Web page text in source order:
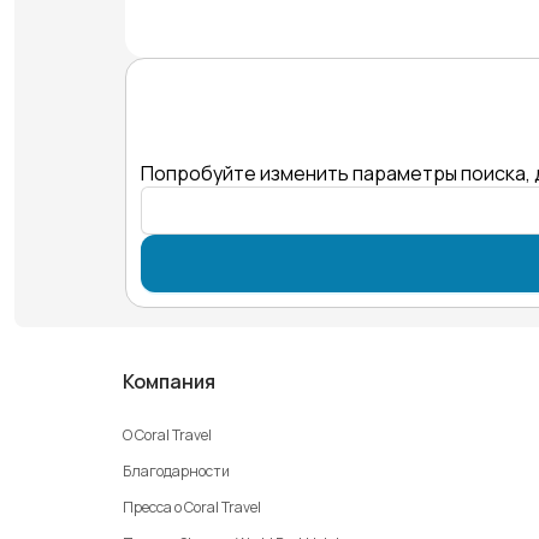
Попробуйте изменить параметры
Компания
О Coral Travel
Благодарности
Пресса о Coral Travel